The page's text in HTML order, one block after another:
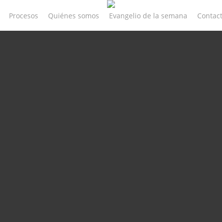
Procesos Quiénes somos Evangelio de la semana